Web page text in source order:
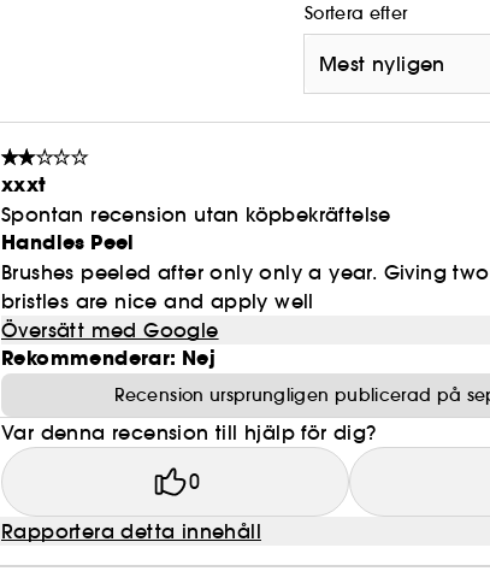
Sortera efter
Mest nyligen
xxxt
Spontan recension utan köpbekräftelse
Handles Peel
Brushes peeled after only only a year. Giving
bristles are nice and apply well
Översätt med Google
Rekommenderar: Nej
Recension ursprungligen publicerad på
Var denna recension till hjälp för dig?
0
Rapportera detta innehåll